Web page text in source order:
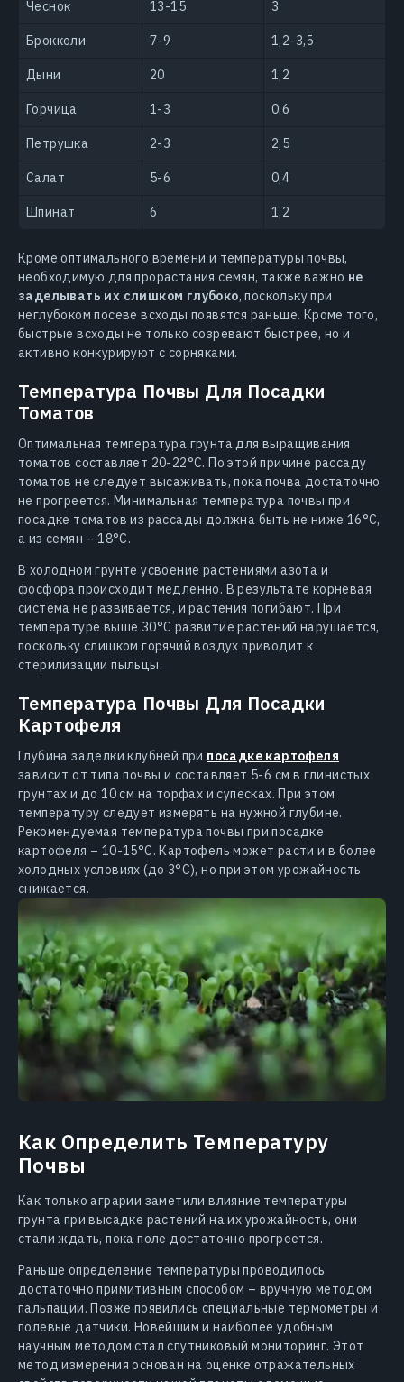
Чеснок 13-15 3
Брокколи 7-9 1,2-3,5
Дыни 20 1,2
Горчица 1-3 0,6
Петрушка 2-3 2,5
Салат 5-6 0,4
Шпинат 6 1,2
Кроме оптимального времени и температуры почвы,
необходимую для прорастания семян, также важно не
заделывать их слишком глубоко, поскольку при
неглубоком посеве всходы появятся раньше. Кроме того,
быстрые всходы не только созревают быстрее, но и
активно конкурируют с сорняками.
Температура Почвы Для Посадки
Томатов
Оптимальная температура грунта для выращивания
томатов составляет 20-22°C. По этой причине рассаду
томатов не следует высаживать, пока почва достаточно
не прогреется. Минимальная температура почвы при
посадке томатов из рассады должна быть не ниже 16°C,
а из семян – 18°C.
В холодном грунте усвоение растениями азота и
фосфора происходит медленно. В результате корневая
система не развивается, и растения погибают. При
температуре выше 30°C развитие растений нарушается,
поскольку слишком горячий воздух приводит к
стерилизации пыльцы.
Температура Почвы Для Посадки
Картофеля
Глубина заделки клубней при посадке картофеля
зависит от типа почвы и составляет 5-6 см в глинистых
грунтах и до 10 см на торфах и супесках. При этом
температуру следует измерять на нужной глубине.
Рекомендуемая температура почвы при посадке
картофеля – 10-15°С. Картофель может расти и в более
холодных условиях (до 3°С), но при этом урожайность
снижается.
Как Определить Температуру
Почвы
Как только аграрии заметили влияние температуры
грунта при высадке растений на их урожайность, они
стали ждать, пока поле достаточно прогреется.
Раньше определение температуры проводилось
достаточно примитивным способом – вручную методом
пальпации. Позже появились специальные термометры и
полевые датчики. Новейшим и наиболее удобным
научным методом стал спутниковый мониторинг. Этот
метод измерения основан на оценке отражательных